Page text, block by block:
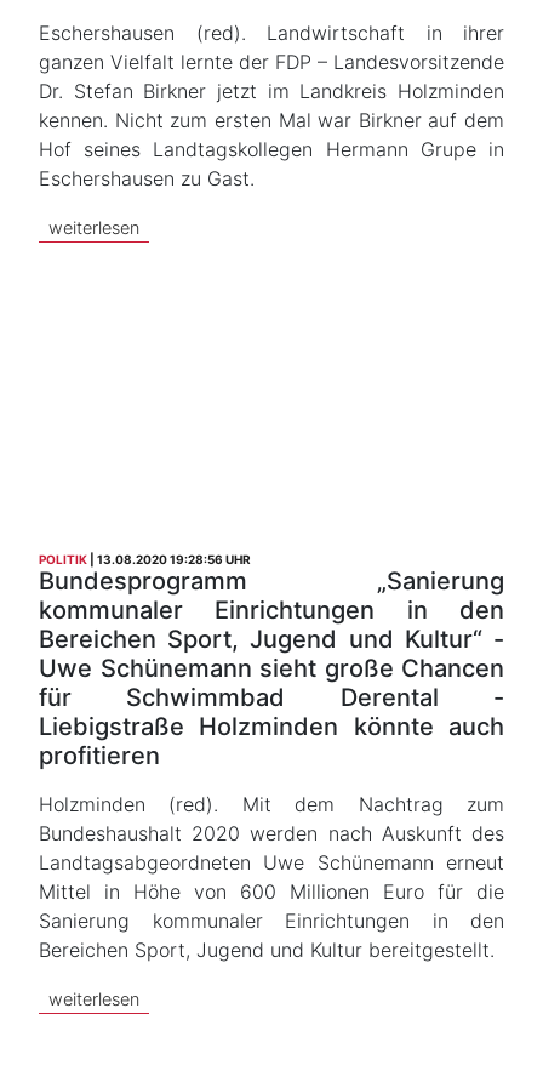
Eschershausen (red). Landwirtschaft in ihrer
ganzen Vielfalt lernte der FDP – Landesvorsitzende
Dr. Stefan Birkner jetzt im Landkreis Holzminden
kennen. Nicht zum ersten Mal war Birkner auf dem
Hof seines Landtagskollegen Hermann Grupe in
Eschershausen zu Gast.
weiterlesen
POLITIK 13.08.2020 19:28:56 UHR
Bundesprogramm „Sanierung
kommunaler Einrichtungen in den
Bereichen Sport, Jugend und Kultur“ -
Uwe Schünemann sieht große Chancen
für Schwimmbad Derental -
Liebigstraße Holzminden könnte auch
profitieren
Holzminden (red). Mit dem Nachtrag zum
Bundeshaushalt 2020 werden nach Auskunft des
Landtagsabgeordneten Uwe Schünemann erneut
Mittel in Höhe von 600 Millionen Euro für die
Sanierung kommunaler Einrichtungen in den
Bereichen Sport, Jugend und Kultur bereitgestellt.
weiterlesen